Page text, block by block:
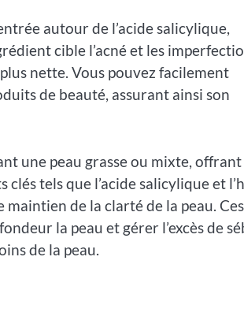
autour de l’acide salicylique,
cible l’acné et les
nette. Vous pouvez facilement
de beauté, assurant ainsi son
une peau grasse ou mixte,
tels que l’acide salicylique et
de la clarté de la peau. Ces
la peau et gérer l’excès de
de la peau.